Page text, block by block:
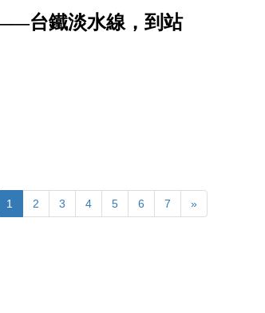
――台鐵淡水線，到站
1 2 3 4 5 6 7 »